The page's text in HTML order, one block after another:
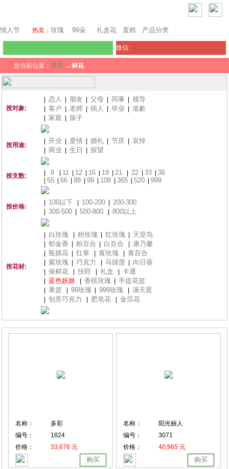
情人节 热卖： 玫瑰 99朵 礼盒花 蛋糕 产品分类
微信:
您当前位置： 首页 →鲜花
按对象:
恋人 朋友 父母 同事 领导
客户 老师 病人 毕业 道歉
家庭 孩子
按用途:
开业 爱情 婚礼 节庆 哀悼
商业 生日 探望
按支数: 9 11 12 16 19 21 22 33 36
55 66 88 99 108 365 520 999
按价格:
100以下 100-200 200-300
300-500 500-800 800以上
按花材:
白玫瑰 粉玫瑰 红玫瑰 天堂鸟
郁金香 粉百合 白百合 康乃馨
瓶插花 红掌 黄玫瑰 黄百合
紫玫瑰 巧克力 马蹄莲 向日葵
保鲜花 扶郎 礼盒 卡通
蓝色妖姬 香槟玫瑰 手提花篮
果篮 99玫瑰 999玫瑰 满天星
创意巧克力 肥皂花 金箔花
名称：
多彩
编号：
1824
价格：
33,676 元
购买
名称：
阳光丽人
编号：
3071
价格：
40,965 元
购买